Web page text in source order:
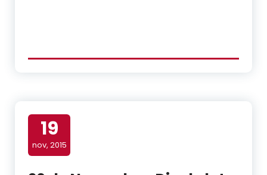
19
nov, 2015